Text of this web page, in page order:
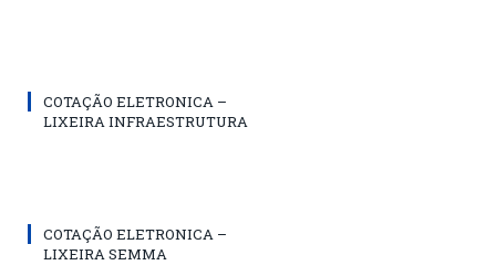
COTAÇÃO ELETRONICA –
LIXEIRA INFRAESTRUTURA
COTAÇÃO ELETRONICA –
LIXEIRA SEMMA